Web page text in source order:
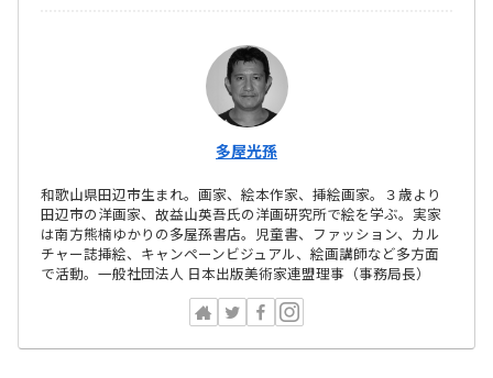
多屋光孫
和歌山県田辺市生まれ。画家、絵本作家、挿絵画家。３歳より
田辺市の洋画家、故益山英吾氏の洋画研究所で絵を学ぶ。実家
は南方熊楠ゆかりの多屋孫書店。児童書、ファッション、カル
チャー誌挿絵、キャンペーンビジュアル、絵画講師など多方面
で活動。一般社団法人 日本出版美術家連盟理事（事務局長）